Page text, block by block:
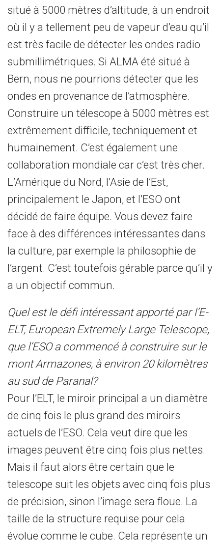
situé à 5000 mètres d’altitude, à un endroit
où il y a tellement peu de vapeur d’eau qu’il
est très facile de détecter les ondes radio
submillimétriques. Si ALMA été situé à
Bern, nous ne pourrions détecter que les
ondes en provenance de l’atmosphère.
Construire un télescope à 5000 mètres est
extrêmement difficile, techniquement et
humainement. C’est également une
collaboration mondiale car c’est très cher.
L’Amérique du Nord, l’Asie de l’Est,
principalement le Japon, et l’ESO ont
décidé de faire équipe. Vous devez faire
face à des différences intéressantes dans
la culture, par exemple la philosophie de
l’argent. C’est toutefois gérable parce qu’il y
a un objectif commun.
Quel est le défi intéressant apporté par l’E-
ELT, European Extremely Large Telescope,
que l’ESO a commencé à construire sur le
mont Armazones, à environ 20 kilomètres
au sud de Paranal?
Pour l’ELT, le miroir principal a un diamètre
de cinq fois le plus grand des miroirs
actuels de l’ESO. Cela veut dire que les
images peuvent être cinq fois plus nettes.
Mais il faut alors être certain que le
telescope suit les objets avec cinq fois plus
de précision, sinon l’image sera floue. La
taille de la structure requise pour cela
évolue comme le cube. Cela représente un